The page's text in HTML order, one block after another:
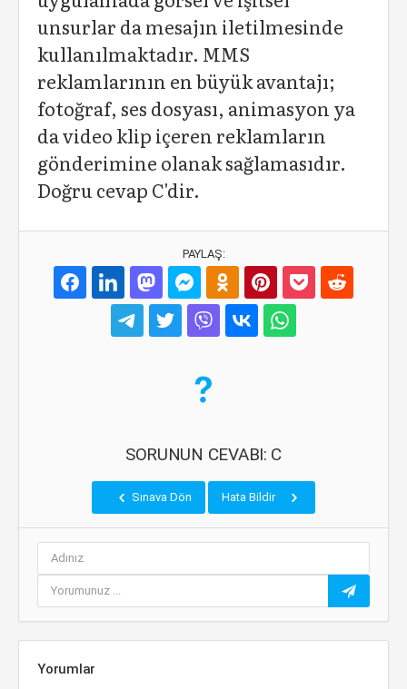
unsurlar da mesajın iletilmesinde
kullanılmaktadır. MMS
reklamlarının en büyük avantajı;
fotoğraf, ses dosyası, animasyon ya
da video klip içeren reklamların
gönderimine olanak sağlamasıdır.
Doğru cevap C'dir.
PAYLAŞ:
SORUNUN CEVABI: C
Sınava Dön Hata Bildir
Yorumlar